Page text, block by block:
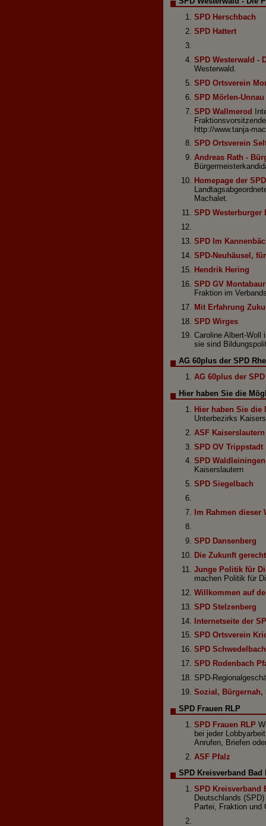
SPD Herschbach
SPD Hattert
SPD Westerwald -
Westerwald.
SPD Ortsverein
SPD Mörlen-Unnau
SPD Wallmerod
http://www.tanja-
SPD Ortsverein
Andreas Rath -
Homepage der
Machalet.
SPD Westerburger
SPD Im
SPD-Neuhäusel,
Hendrik Hering
SPD GV Montabaur
Fraktion im
Mit Erfahrung
SPD Wirges
Caroline Albert-Woll
sie sind
AG 60plus der SPD
AG 60plus der
Hier haben Sie die
Hier haben Sie die
Unterbezirks
ASF Kaiserslautern
SPD OV Trippstadt
SPD Waldleiningen
Kaiserslautern
SPD Siegelbach
Im Rahmen
SPD Dansenberg
Die Zukunft
Junge Politik für
machen Politik für
Willkommen auf
SPD Stelzenberg
Internetseite der
SPD Ortsverein
SPD Schwedelbach
SPD Rodenbach
SPD-
Sozial, Bürgernah,
SPD Frauen RLP
SPD Frauen RLP
bei jeder
Anrufen, Briefen
ASF Pfalz
SPD Kreisverband Bad
SPD Kreisverband
Deutschlands
Partei, Fraktion und